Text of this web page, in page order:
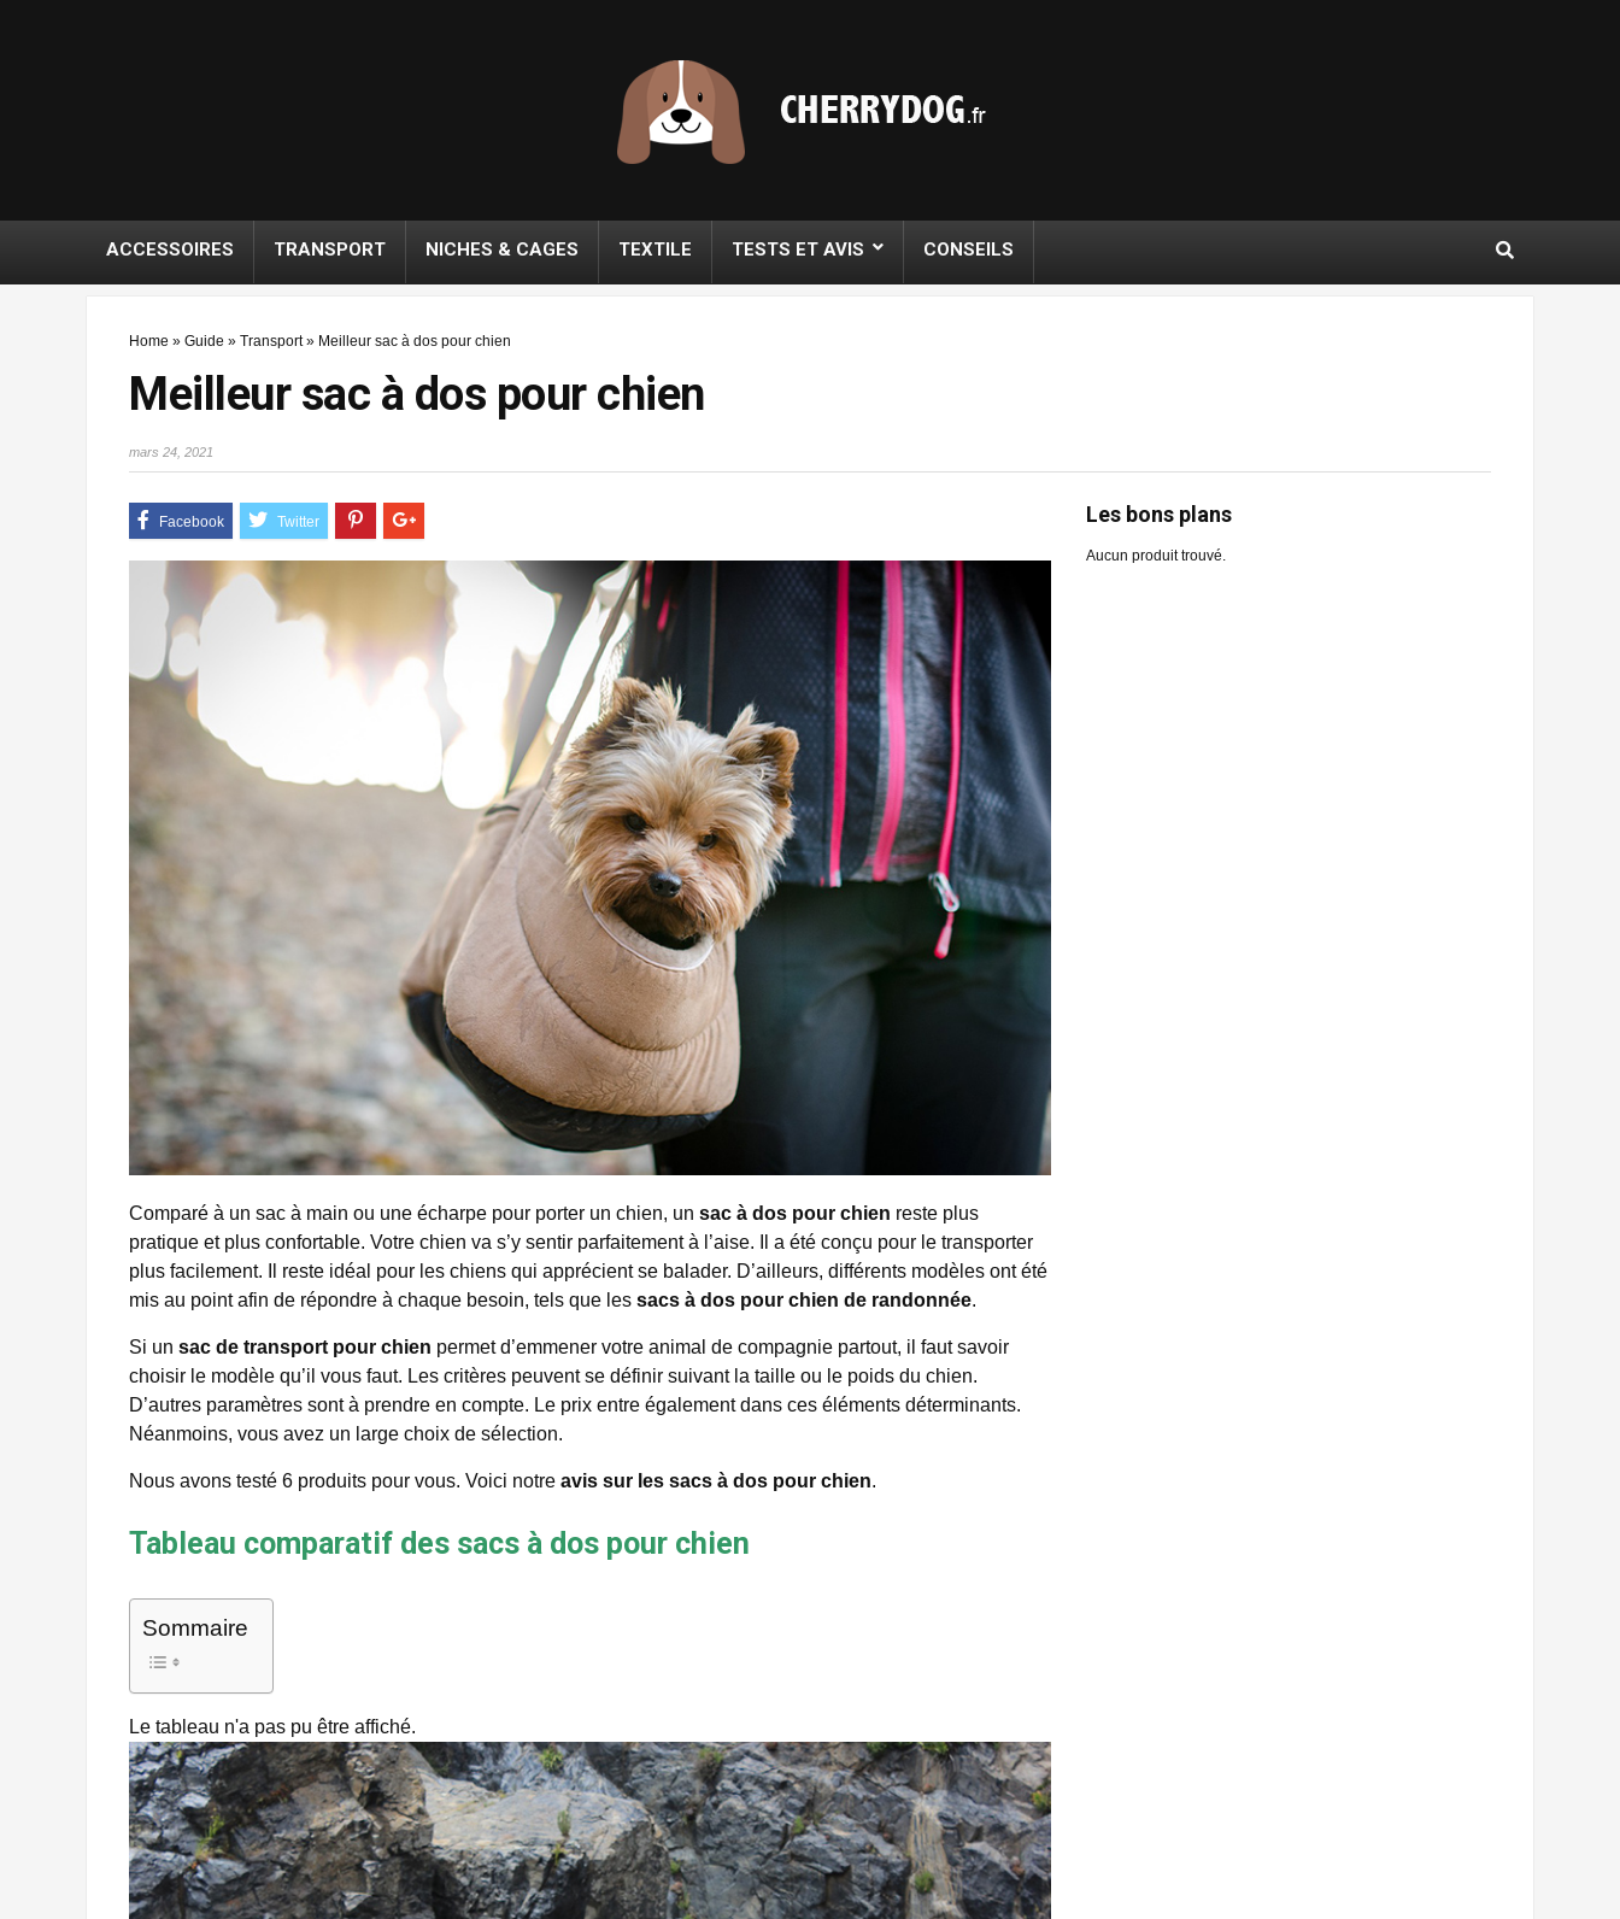
ACCESSOIRES TRANSPORT NICHES & CAGES TEXTILE TESTS ET AVIS CONSEILS
Home » Guide » Transport» Meilleur sac à dos pour chien
Meilleur sac à dos pour chien
mars 24, 2021
Comparé à un sac à main ou une écharpe pour porter un chien, un sac à dos pour chien reste plus
pratique et plus confortable. Votre chien va s’y sentir parfaitement à l’aise. Il a été conçu pour le transporter
plus facilement. Il reste idéal pour les chiens qui apprécient se balader. D’ailleurs, différents modèles ont été
mis au point afin de répondre à chaque besoin, tels que les sacs à dos pour chien de randonnée.
Si un sac de transport pour chien permet d’emmener votre animal de compagnie partout, il faut savoir
choisir le modèle qu’il vous faut. Les critères peuvent se définir suivant la taille ou le poids du chien.
D’autres paramètres sont à prendre en compte. Le prix entre également dans ces éléments déterminants.
Néanmoins, vous avez un large choix de sélection.
Nous avons testé 6 produits pour vous. Voici notre avis sur les sacs à dos pour chien.
Tableau comparatif des sacs à dos pour chien
Sommaire
Le tableau n'a pas pu être affiché.
Les bons plans
Aucun produit trouvé.